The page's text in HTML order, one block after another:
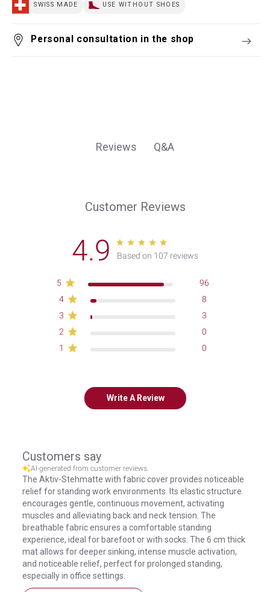
SWISS MADE USE WITHOUT SHOES
Personal consultation in the shop
Reviews Q&A
Customer Reviews
4.9 Based on 107 reviews
5
96
4
8
3
3
2
0
1
0
Write A Review
Customers say
AI-generated from customer reviews.
The Aktiv-Stehmatte with fabric cover provides noticeable
relief for standing work environments. Its elastic structure
encourages gentle, continuous movement, activating
muscles and alleviating back and neck tension. The
breathable fabric ensures a comfortable standing
experience, ideal for barefoot or with socks. The 6 cm thick
mat allows for deeper sinking, intense muscle activation,
and noticeable relief, perfect for prolonged standing,
especially in office settings.